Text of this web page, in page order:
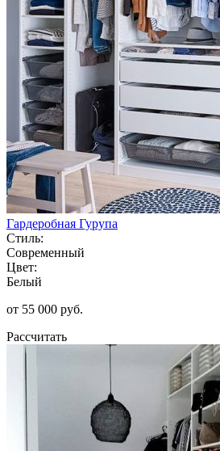
Гардеробная Гурупа
Стиль:
Современный
Цвет:
Белый
от 55 000 руб.
Рассчитать